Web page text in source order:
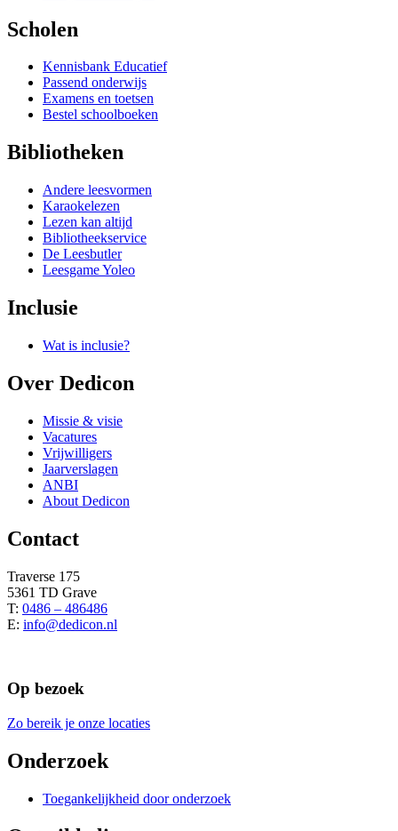
Scholen
Kennisbank Educatief
Passend onderwijs
Examens en toetsen
Bestel schoolboeken
Bibliotheken
Andere leesvormen
Karaokelezen
Lezen kan altijd
Bibliotheekservice
De Leesbutler
Leesgame Yoleo
Inclusie
Wat is inclusie?
Over Dedicon
Missie & visie
Vacatures
Vrijwilligers
Jaarverslagen
ANBI
About Dedicon
Contact
Traverse 175
5361 TD Grave
T: 0486 – 486486
E: info@dedicon.nl
Op bezoek
Zo bereik je onze locaties
Onderzoek
Toegankelijkheid door onderzoek